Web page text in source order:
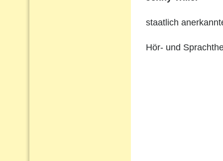
staatlich
Hör- und